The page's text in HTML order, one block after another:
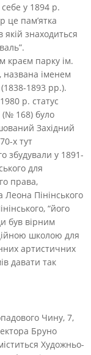
у 1894 р.
це пам’ятка
знаходиться
краєм парку ім.
іменем
1893 рр.).
р. статус
(№ 168) було
Західний
х тут
збудували у 1891-
для
права,
Леона Пінінського
“його
був вірним
школою для
артистичних
давати так
Чину, 7,
Бруно
Художньо-